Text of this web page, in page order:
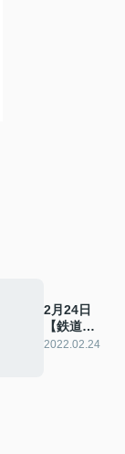
2月24日
【鉄道ス
トの日】
2022.02.24